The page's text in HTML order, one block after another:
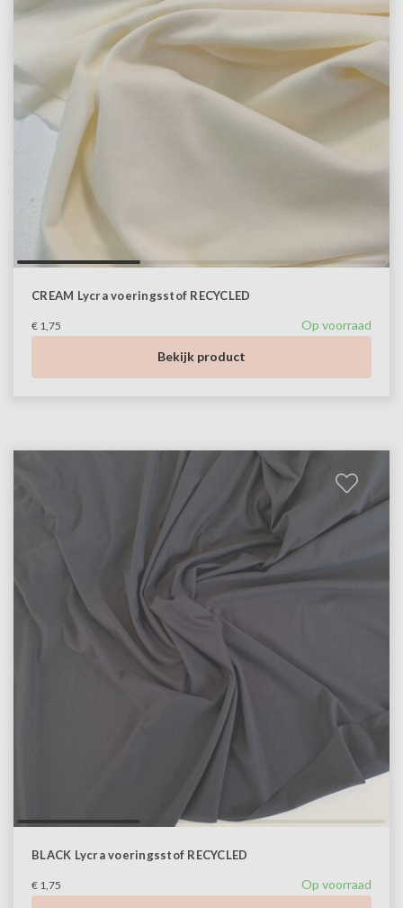
CREAM Lycra voeringsstof RECYCLED
€ 1,75 Op voorraad
Bekijk product
BLACK Lycra voeringsstof RECYCLED
€ 1,75 Op voorraad